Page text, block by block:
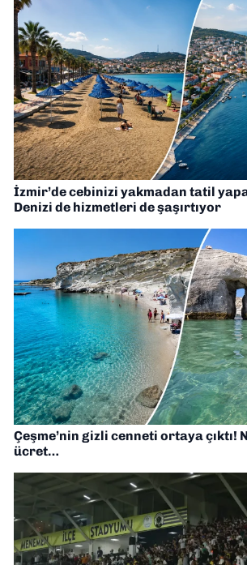
İzmir’de cebinizi yakmadan tatil
Denizi de hizmetleri de şaşırtıyor
Çeşme’nin gizli cenneti ortaya çıktı!
ücret…